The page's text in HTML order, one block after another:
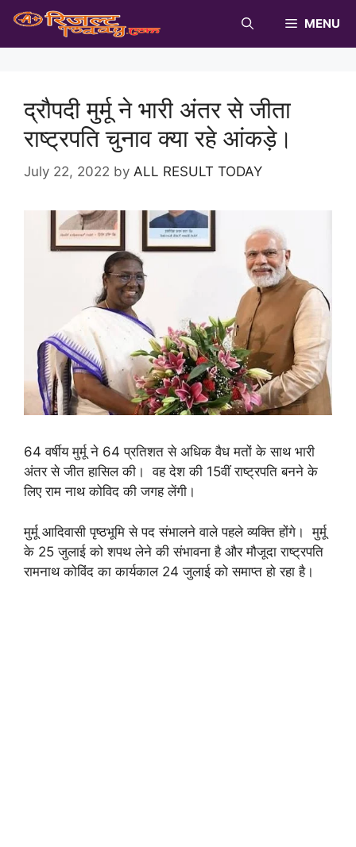
Skip
content
MENU
द्रौपदी मुर्मू ने भारी अंतर से जीता
राष्ट्रपति चुनाव क्या रहे आंकड़े।
July 22, 2022 by ALL RESULT TODAY
64 वर्षीय मुर्मू ने 64 प्रतिशत से अधिक वैध मतों के साथ भारी
अंतर से जीत हासिल की। वह देश की 15वीं राष्ट्रपति बनने के
लिए राम नाथ कोविद की जगह लेंगी।
मुर्मू आदिवासी पृष्ठभूमि से पद संभालने वाले पहले व्यक्ति होंगे। मुर्मू
के 25 जुलाई को शपथ लेने की संभावना है और मौजूदा राष्ट्रपति
रामनाथ कोविंद का कार्यकाल 24 जुलाई को समाप्त हो रहा है।